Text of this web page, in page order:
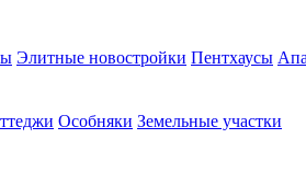
Элитные новостройки Пентхаусы
Особняки Земельные участки